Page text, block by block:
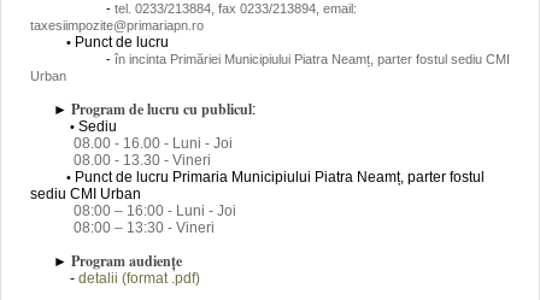
- tel. 0233/213884, fax 0233/213894, email:
taxesiimpozite@primariapn.ro
• Punct de lucru
- în incinta Primăriei Municipiului Piatra Neamț, parter fostul sediu CMI
Urban
► Program de lucrucu publicul:
• Sediu
08.00 - 16.00 - Luni - Joi
08.00 - 13.30 - Vineri
• Punct de lucru Primaria Municipiului Piatra Neamț, parter fostul
sediu CMI Urban
08:00 – 16:00 - Luni - Joi
08:00 – 13:30 - Vineri
► Program audiențe
- detalii (format .pdf)